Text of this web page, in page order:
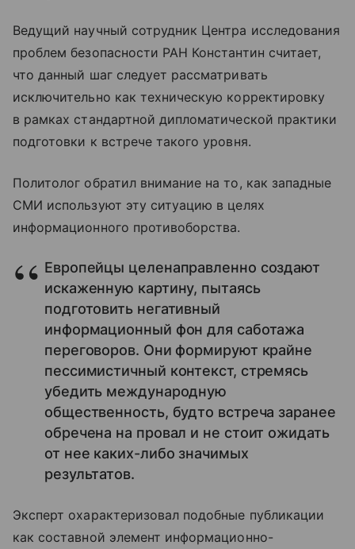
Ведущий научный сотрудник Центра исследования
проблем безопасности РАН Константин считает,
что данный шаг следует рассматривать
исключительно как техническую корректировку
в рамках стандартной дипломатической практики
подготовки к встрече такого уровня.
Политолог обратил внимание на то, как западные
СМИ используют эту ситуацию в целях
информационного противоборства.
Европейцы целенаправленно создают
искаженную картину, пытаясь
подготовить негативный
информационный фон для саботажа
переговоров. Они формируют крайне
пессимистичный контекст, стремясь
убедить международную
общественность, будто встреча заранее
обречена на провал и не стоит ожидать
от нее каких-либо значимых
результатов.
Эксперт охарактеризовал подобные публикации
как составной элемент информационно-